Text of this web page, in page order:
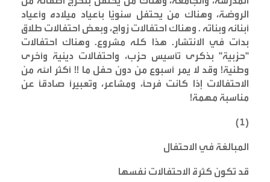
الروضة، وهناك من يحتفل سنويّا بأعياد ميلاده وأعياد
أبنائه وبناته . وهناك احتفالات زواج، وبعض احتفالات طلاق
بدأت في الانتشار. هذا كله مشروع. وهناك احتفالات
"حزبية" بذكرى تأسيس حزب، واحتفالات دينية وأخرى
وطنية! وقد لا يمر أسبوع من دون حفل ما !! أكثر الله من
الاحتفالات إذا كانت فرحًا، ومشاعر، وتعبيرًا صادقًا عن
مناسبة مهمة!
(١)
المبالغة في الاحتفال
قد تكون كثرة الاحتفالات نفسها